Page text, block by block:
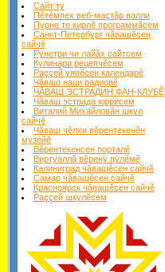
Сайт ту
Пĕтĕмпех веб-маçтăр валли
Пурне те кирлĕ программăсем
Санкт-Петербург чăвашĕсен
сайчĕ
Рунетри чи лайăх сайтсем
Кулинари рецепчĕсем
Раççей уявĕсен календарĕ
Чăваш наци радиовĕ
ЧĂВАШ ЭСТРАДИН ФАН-КЛУБĔ
Чăваш эстрада юррисем
Виталий Михайловăн шкул
сайчĕ
Чăваш чĕлхи вĕрентекенĕн
музейĕ
Вĕрентекенсен порталĕ
Виртуаллă вĕренÿ пÿлĕмĕ
Калиниград чăвашĕсен сайчĕ
Самар чăвашĕсен сайчĕ
Красноярск чăвашĕсен сайчĕ
Раççей шкулĕсем